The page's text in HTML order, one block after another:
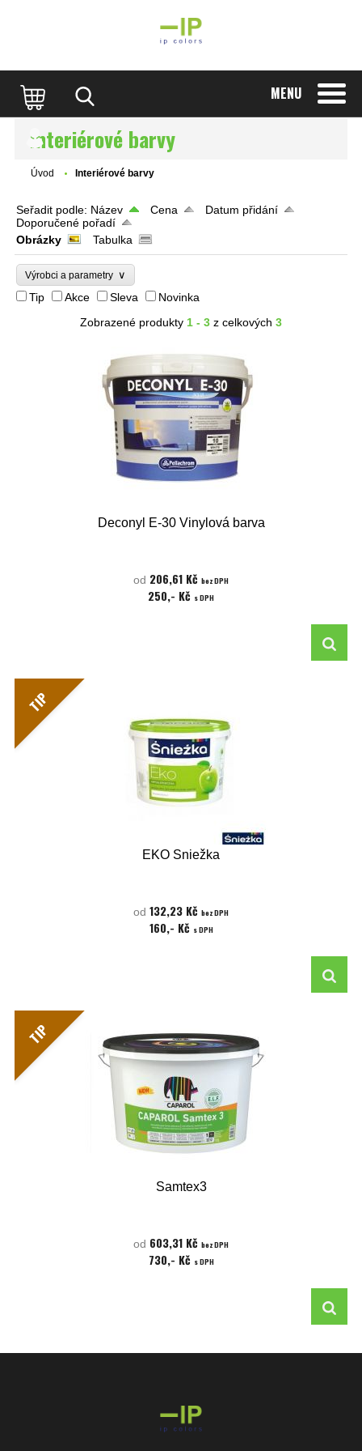
MENU
Interiérové barvy
Úvod Interiérové barvy
Seřadit podle: Název Cena
Datum přidání
Doporučené pořadí
Obrázky
Tabulka
Výrobci a parametry ∨
Tip Akce Sleva
Novinka
Zobrazené produkty 1 - 3 z celkových 3
Deconyl E-30 Vinylová barva
od 206,61 Kč bez DPH
250,- Kč s DPH
TIP
EKO Sniežka
od 132,23 Kč bez DPH
160,- Kč s DPH
TIP
Samtex3
od 603,31 Kč bez DPH
730,- Kč s DPH